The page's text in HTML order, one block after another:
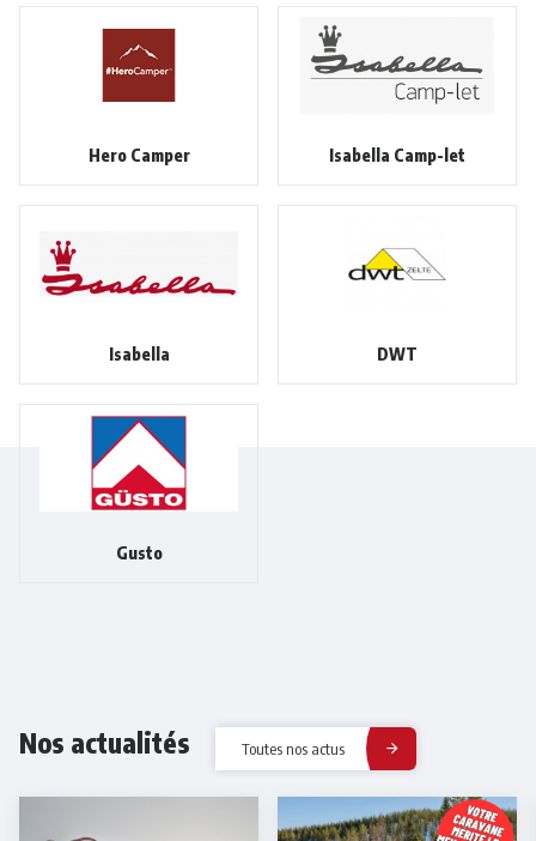
Hero Camper Isabella Camp-let
Isabella DWT
Gusto
Nos actualités Toutes nos actus